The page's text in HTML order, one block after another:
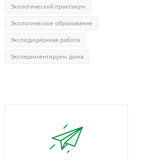
Экологический практикум
Экологическое образование
Экспедиционная работа
Экспериментируем дома